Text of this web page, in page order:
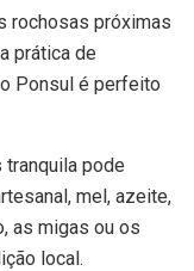
rochosas próximas
prática de
Ponsul é perfeito
pode
mel, azeite,
as migas ou os
local.